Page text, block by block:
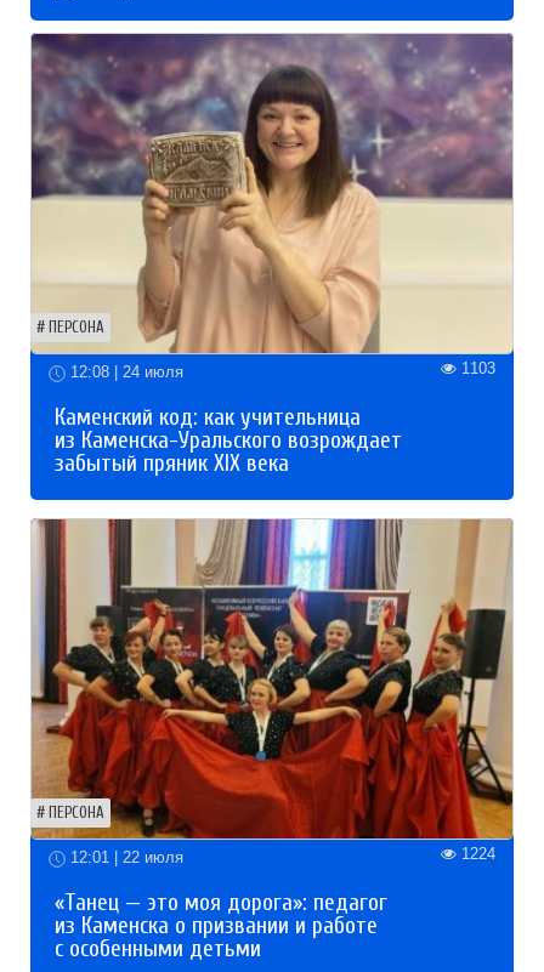
ПЕРСОНА
12:08 | 24 июля 1103
Каменский код: как учительница
из Каменска-Уральского возрождает
забытый пряник XIX века
ПЕРСОНА
12:01 | 22 июля 1224
«Танец — это моя дорога»: педагог
из Каменска о призвании и работе
с особенными детьми